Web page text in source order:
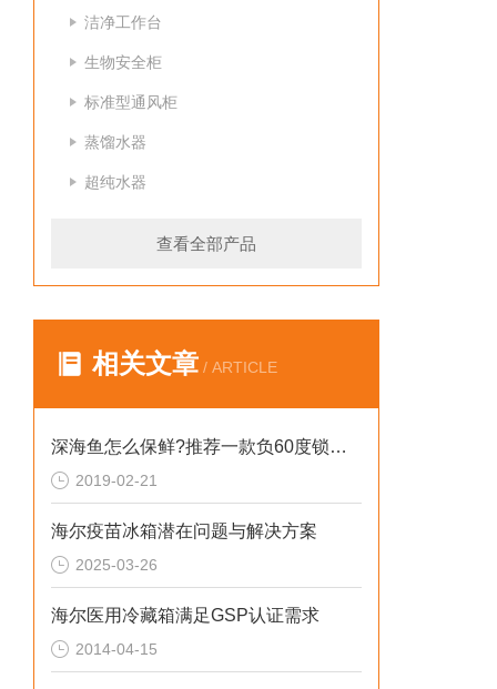
洁净工作台
生物安全柜
标准型通风柜
蒸馏水器
超纯水器
查看全部产品
相关文章 / ARTICLE
深海鱼怎么保鲜?推荐一款负60度锁鲜冰箱
2019-02-21
海尔疫苗冰箱潜在问题与解决方案
2025-03-26
海尔医用冷藏箱满足GSP认证需求
2014-04-15